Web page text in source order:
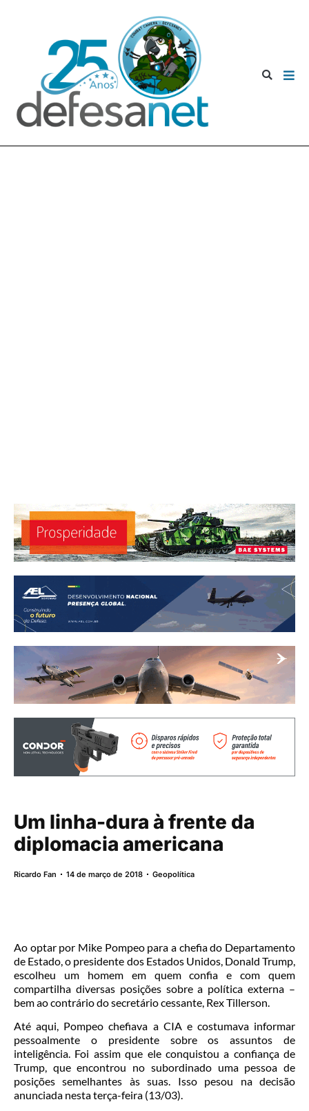
Um linha-dura à frente da
diplomacia americana
Ricardo Fan 14 de março de 2018 Geopolítica
Ao optar por Mike Pompeo para a chefia do Departamento
de Estado, o presidente dos Estados Unidos, Donald Trump,
escolheu um homem em quem confia e com quem
compartilha diversas posições sobre a política externa –
bem ao contrário do secretário cessante, Rex Tillerson.
Até aqui, Pompeo chefiava a CIA e costumava informar
pessoalmente o presidente sobre os assuntos de
inteligência. Foi assim que ele conquistou a confiança de
Trump, que encontrou no subordinado uma pessoa de
posições semelhantes às suas. Isso pesou na decisão
anunciada nesta terça-feira (13/03).